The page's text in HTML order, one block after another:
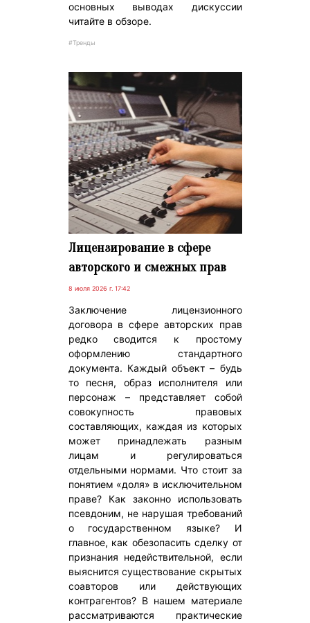
основных выводах дискуссии
читайте в обзоре.
#Тренды
Лицензирование в сфере
авторского и смежных прав
8 июля 2026 г. 17:42
Заключение лицензионного
договора в сфере авторских прав
редко сводится к простому
оформлению стандартного
документа. Каждый объект – будь
то песня, образ исполнителя или
персонаж – представляет собой
совокупность правовых
составляющих, каждая из которых
может принадлежать разным
лицам и регулироваться
отдельными нормами. Что стоит за
понятием «доля» в исключительном
праве? Как законно использовать
псевдоним, не нарушая требований
о государственном языке? И
главное, как обезопасить сделку от
признания недействительной, если
выяснится существование скрытых
соавторов или действующих
контрагентов? В нашем материале
рассматриваются практические